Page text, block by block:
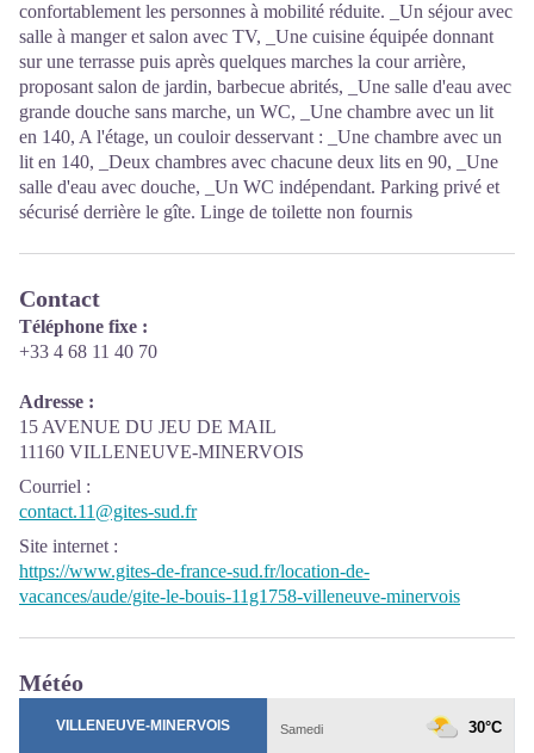
confortablement les personnes à mobilité réduite. _Un séjour avec
salle à manger et salon avec TV, _Une cuisine équipée donnant
sur une terrasse puis après quelques marches la cour arrière,
proposant salon de jardin, barbecue abrités, _Une salle d'eau avec
grande douche sans marche, un WC, _Une chambre avec un lit
en 140, A l'étage, un couloir desservant : _Une chambre avec un
lit en 140, _Deux chambres avec chacune deux lits en 90, _Une
salle d'eau avec douche, _Un WC indépendant. Parking privé et
sécurisé derrière le gîte. Linge de toilette non fournis
Contact
Téléphone fixe :
+33 4 68 11 40 70
Adresse :
15 AVENUE DU JEU DE MAIL
11160 VILLENEUVE-MINERVOIS
Courriel :
contact.11@gites-sud.fr
Site internet :
https://www.gites-de-france-sud.fr/location-de-
vacances/aude/gite-le-bouis-11g1758-villeneuve-minervois
Météo